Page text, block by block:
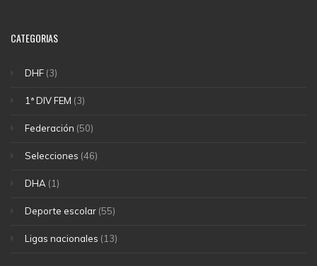
CATEGORIAS
DHF (3)
1ª DIV FEM (3)
Federación (50)
Selecciones (46)
DHA (1)
Deporte escolar (55)
Ligas nacionales (13)